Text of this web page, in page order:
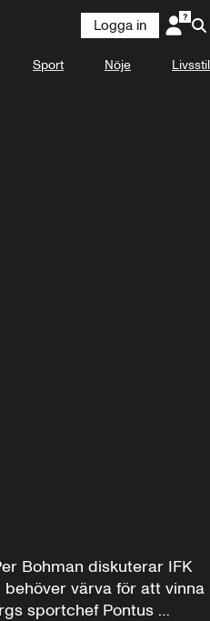
Logga in
Sport Nöje Livsstil
Bohman diskuterar IFK
värva för att vinna
sportchef Pontus